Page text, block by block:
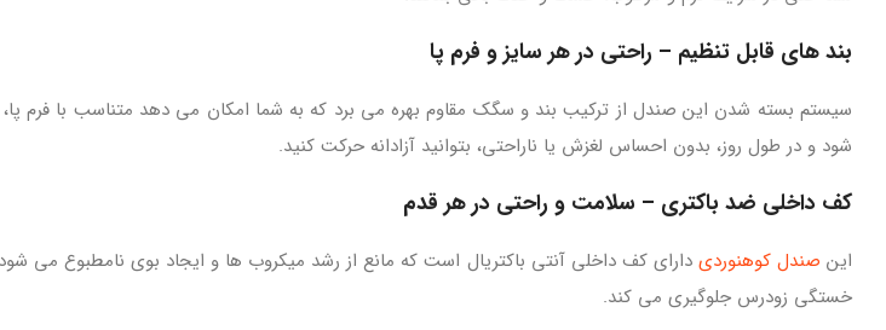
بند های قابل تنظیم – راحتی در هر سایز و فرم پا
سیستم بسته شدن این صندل از ترکیب بند و سگک مقاوم بهره می‌ برد که به شما امکان می‌ دهد متناسب با فرم
شود و در طول روز، بدون احساس لغزش یا ناراحتی، بتوانید آزادانه حرکت کنید.
کف داخلی ضد باکتری – سلامت و راحتی در هر قدم
این صندل کوهنوردی دارای کف داخلی آنتی‌ باکتریال است که مانع از رشد میکروب‌ ها و ایجاد بوی نامطبوع می‌
خستگی زودرس جلوگیری می‌ کند.